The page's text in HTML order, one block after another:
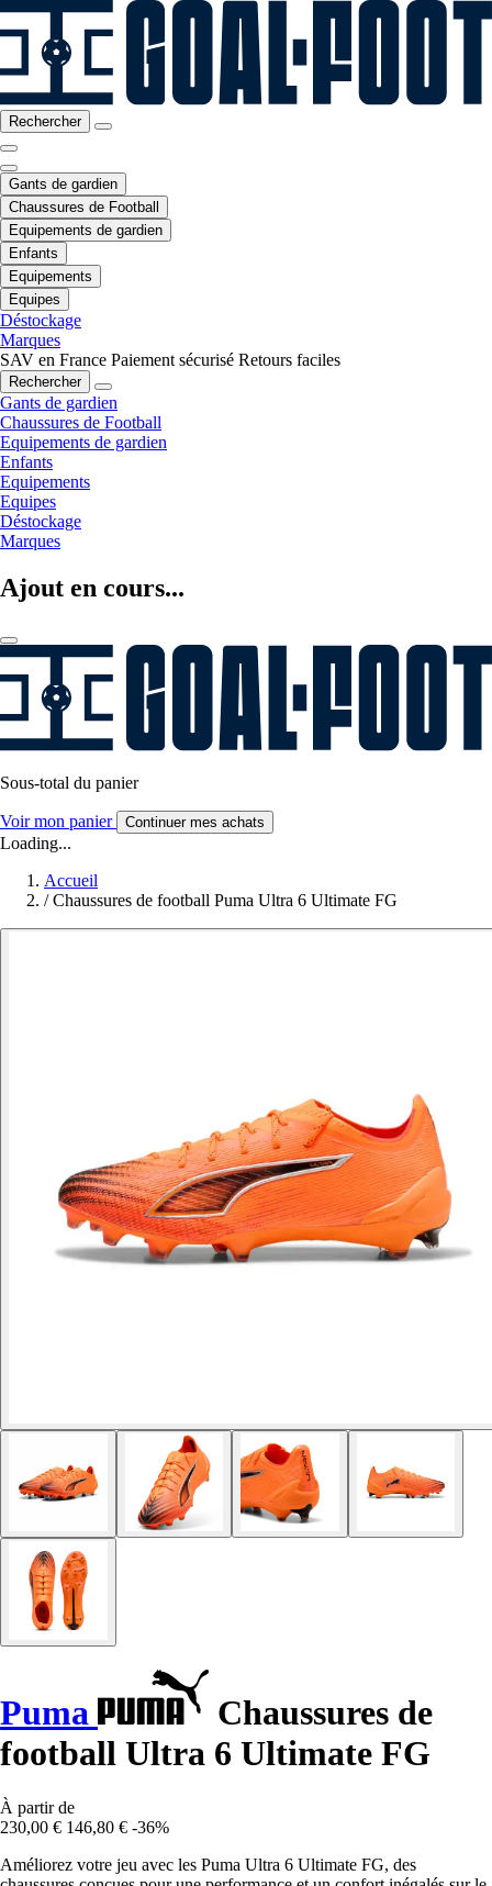
Rechercher
Gants de gardien
Chaussures de Football
Equipements de gardien
Enfants
Equipements
Equipes
Déstockage
Marques
SAV en France Paiement sécurisé Retours faciles
Rechercher
Gants de gardien
Chaussures de Football
Equipements de gardien
Enfants
Equipements
Equipes
Déstockage
Marques
Ajout en cours...
Sous-total du panier
Voir mon panier Continuer mes achats
Loading...
Accueil
/ Chaussures de football Puma Ultra 6 Ultimate FG
Puma
Chaussures de
football Ultra 6 Ultimate FG
À partir de
230,00 € 146,80 € -36%
Améliorez votre jeu avec les Puma Ultra 6 Ultimate FG, des